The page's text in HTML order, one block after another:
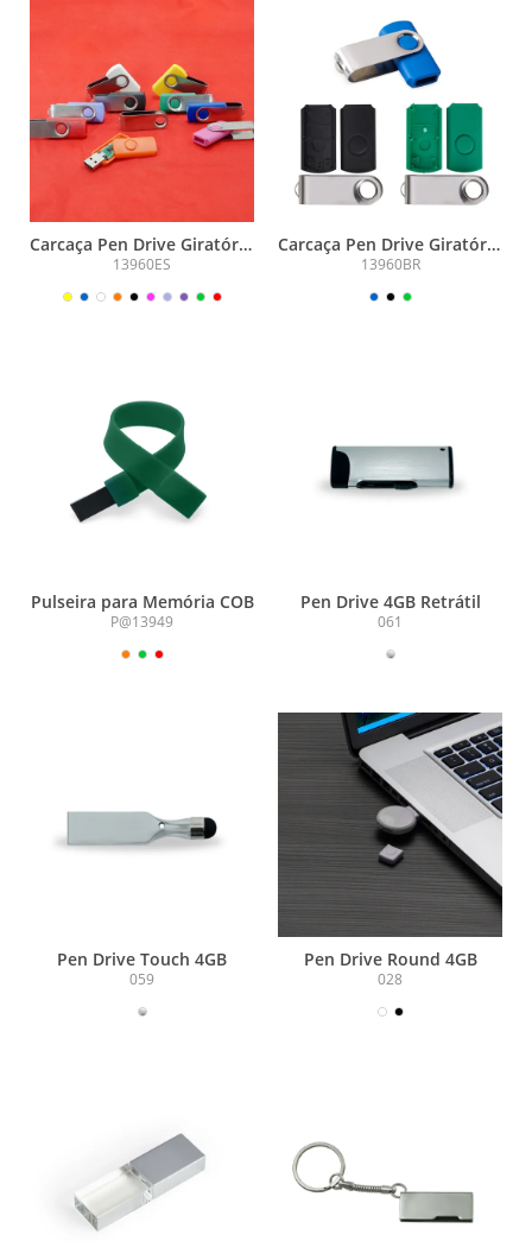
Carcaça Pen Drive Giratório
Escovado
13960ES
Carcaça Pen Drive Giratório
Brilhante
13960BR
Pulseira para Memória COB
P@13949
Pen Drive 4GB Retrátil
061
Pen Drive Touch 4GB
059
Pen Drive Round 4GB
028